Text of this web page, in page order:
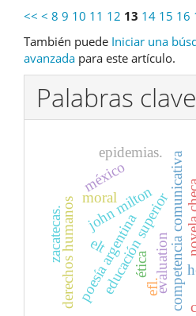
<< < 8 9 10 11 12 13 14 15 16
También puede Iniciar una
avanzada para este artículo.
Palabras clave
competencia comunicativa
educación superior
john milton
poesía argentina
derechos humanos ética
moral
méxico
evaluation
elt
efl.
zacatecas.
epidemias.